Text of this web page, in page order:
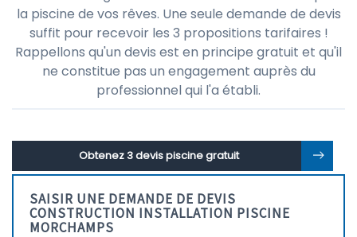
la piscine de vos rêves. Une seule demande de devis
suffit pour recevoir les 3 propositions tarifaires !
Rappellons qu'un devis est en principe gratuit et qu'il
ne constitue pas un engagement auprès du
professionnel qui l'a établi.
Obtenez 3 devis piscine gratuit
SAISIR UNE DEMANDE DE DEVIS
CONSTRUCTION INSTALLATION PISCINE
MORCHAMPS